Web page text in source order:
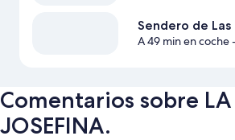
Sendero de Las
A 49 min en coche
Comentarios sobre LA
JOSEFINA.